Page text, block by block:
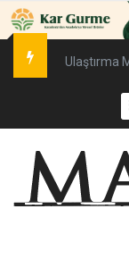
Ulaştırma